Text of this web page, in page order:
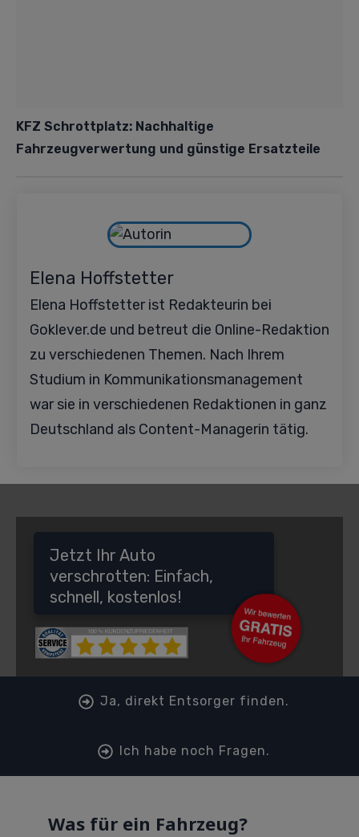
KFZ Schrottplatz: Nachhaltige
Fahrzeugverwertung und günstige Ersatzteile
Elena Hoffstetter
Elena Hoffstetter ist Redakteurin bei
Goklever.de und betreut die Online-Redaktion
zu verschiedenen Themen. Nach Ihrem
Studium in Kommunikationsmanagement
war sie in verschiedenen Redaktionen in ganz
Deutschland als Content-Managerin tätig.
Jetzt Ihr Auto
verschrotten: Einfach,
schnell, kostenlos!
Ja, direkt Entsorger finden.
Ich habe noch Fragen.
Was für ein Fahrzeug?